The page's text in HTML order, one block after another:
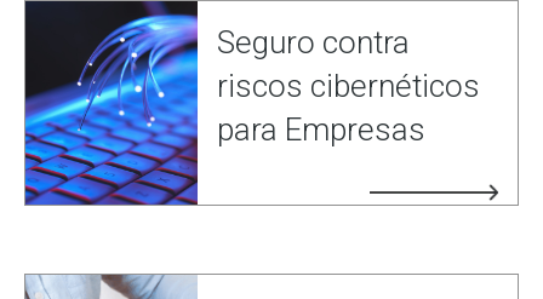
Seguro contra
riscos cibernéticos
para Empresas